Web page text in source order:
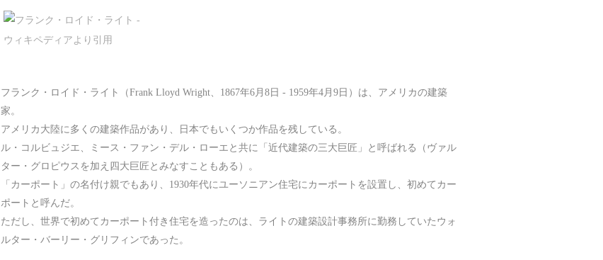
フランク・ロイド・ライト（Frank Lloyd Wright、1867年6月8日 - 1959年4月9日）は、アメリカの建築
家。
アメリカ大陸に多くの建築作品があり、日本でもいくつか作品を残している。
ル・コルビュジエ、ミース・ファン・デル・ローエと共に「近代建築の三大巨匠」と呼ばれる（ヴァル
ター・グロピウスを加え四大巨匠とみなすこともある）。
「カーポート」の名付け親でもあり、1930年代にユーソニアン住宅にカーポートを設置し、初めてカー
ポートと呼んだ。
ただし、世界で初めてカーポート付き住宅を造ったのは、ライトの建築設計事務所に勤務していたウォ
ルター・バーリー・グリフィンであった。